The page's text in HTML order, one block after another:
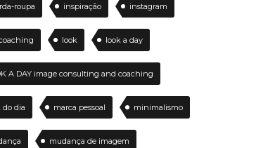
roupa inspiração instagram
look look a day
A DAY image consulting and coaching
do dia marca pessoal minimalismo
mudança de imagem